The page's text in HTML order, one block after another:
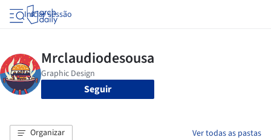
Iniciar sessão
Seguir
Organizar Ver todas as pastas